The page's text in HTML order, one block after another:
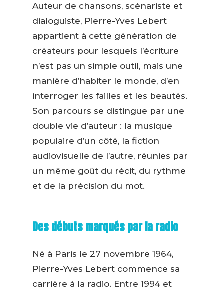
Auteur de chansons, scénariste et
dialoguiste, Pierre-Yves Lebert
appartient à cette génération de
créateurs pour lesquels l’écriture
n’est pas un simple outil, mais une
manière d’habiter le monde, d’en
interroger les failles et les beautés.
Son parcours se distingue par une
double vie d’auteur : la musique
populaire d’un côté, la fiction
audiovisuelle de l’autre, réunies par
un même goût du récit, du rythme
et de la précision du mot.
Des débuts marqués par la radio
Né à Paris le 27 novembre 1964,
Pierre-Yves Lebert commence sa
carrière à la radio. Entre 1994 et